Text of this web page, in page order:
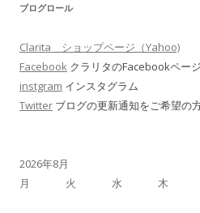
ブログロール
Clarita ショップページ（Yahoo)
Facebook クラリタのFacebookペー
instgram インスタグラム
Twitter ブログの更新通知をご希望の
2026年8月
月
火 水 木